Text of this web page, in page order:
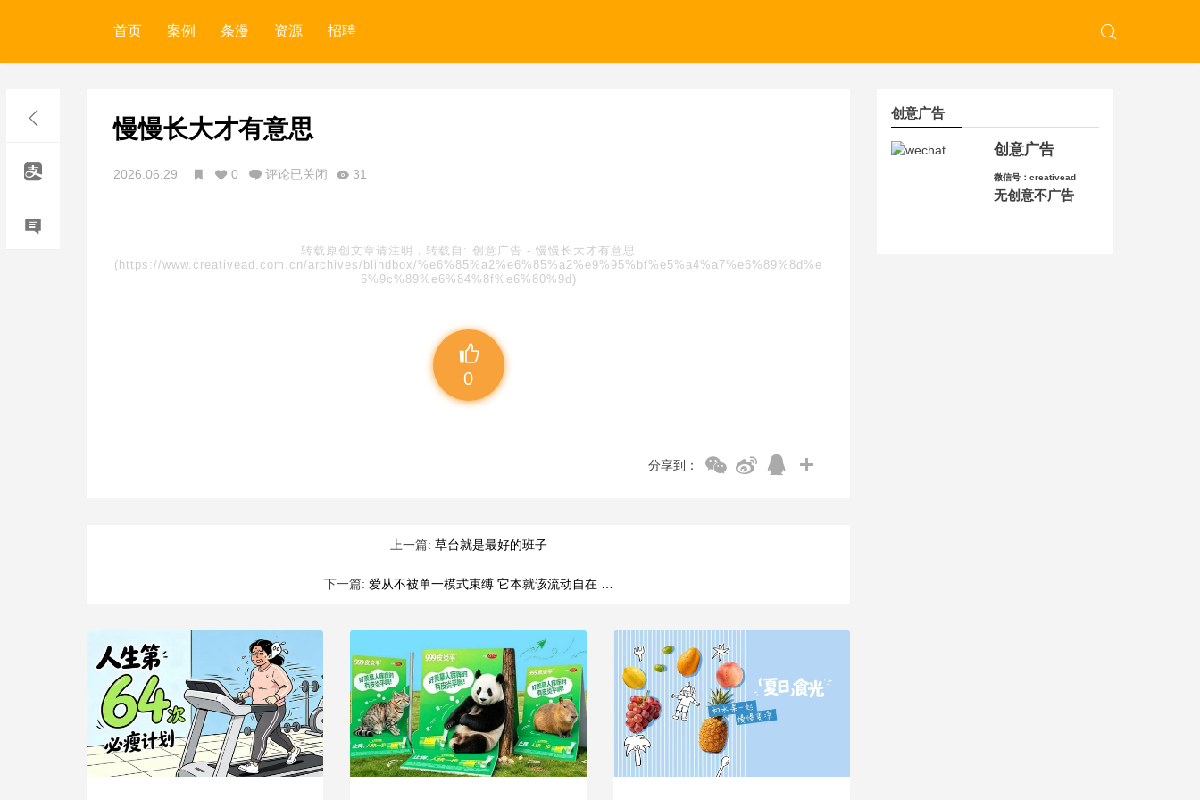
首页 案例 条漫 资源 招聘
慢慢长大才有意思
2026.06.29 0 评论已关闭 31
转载原创文章请注明，转载自: 创意广告 - 慢慢长大才有意思
(https://www.creativead.com.cn/archives/blindbox/%e6%85%a2%e6%85%a2%e9%95%bf%e5%a4%a7%e6%89%8d%e
6%9c%89%e6%84%8f%e6%80%9d)
0
分享到：
上一篇: 草台就是最好的班子
下一篇: 爱从不被单一模式束缚 它本就该流动自在 …
创意广告
创意广告
微信号：creativead
无创意不广告